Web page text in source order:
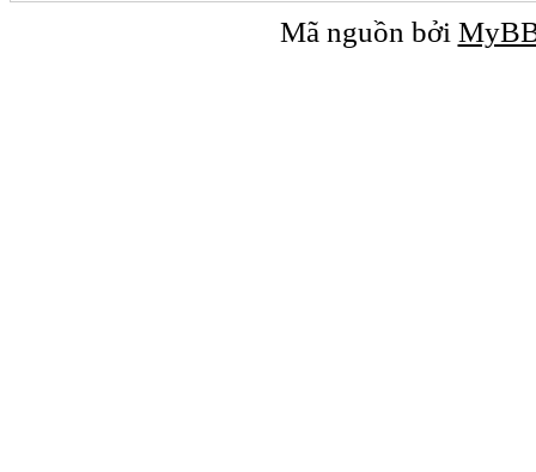
Mã nguồn bởi